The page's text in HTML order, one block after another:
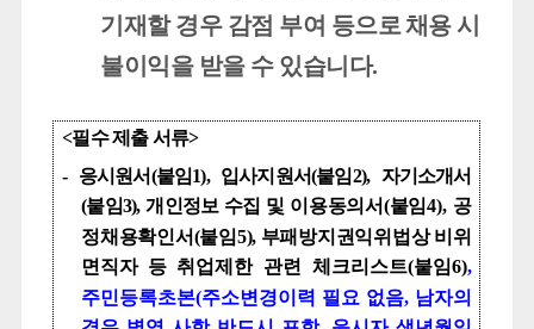
기재할 경우 감점 부여 등으로채용 시
불이익을 받을 수 있습니다.
<필수 제출 서류>
- 응시원서(붙임1), 입사지원서(붙임2), 자기소개서
(붙임3),개인정보 수집 및 이용동의서(붙임4), 공
정채용확인서(붙임5), 부패방지권익위법상 비위
면직자 등 취업제한 관련 체크리스트(붙임6),
주민등록초본(주소변경이력 필요 없음, 남자의